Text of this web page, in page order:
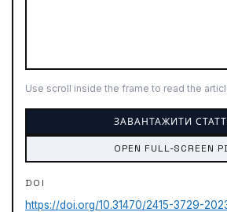
Use scroll inside the frame to read the
ЗАВАНТАЖИТИ
OPEN FULL-SCREEN
DOI
https://doi.org/10.31470/2415-3729-